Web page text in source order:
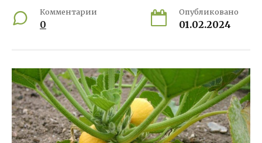
Комментарии
0
Опубликовано
01.02.2024